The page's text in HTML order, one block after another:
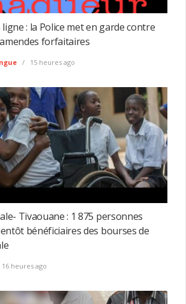
: la Police met en garde contre
forfaitaires
15 heures ago
Tivaouane : 1 875 personnes
bénéficiaires des bourses de
16 heures ago